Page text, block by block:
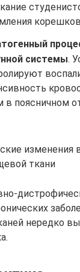
системы.
в поясничном
изменения
ткани
нередко